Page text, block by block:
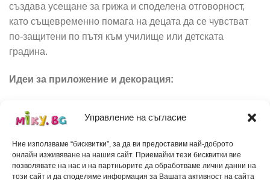
Управление на съгласие
Ние използваме “бисквитки”, за да ви предоставим най-доброто
онлайн изживяване на нашия сайт. Приемайки тези бисквитки вие
позволявате на нас и на партньорите да обработваме лични данни на
този сайт и да споделяме информация за Вашата активност на сайта
създава усещане за грижа и споделена отговорност,
като същевременно помага на децата да се чувстват
по-защитени по пътя към училище или детската
градина.
Идеи за приложение и декорация:
Отлична декорация с образователен характер, която
скоростта.
Пешеходни пътеки и кръстовища: Повишава